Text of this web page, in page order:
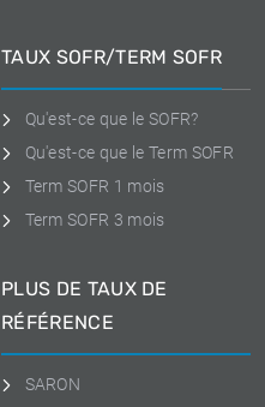
TAUX SOFR/TERM SOFR
Qu'est-ce que le SOFR?
Qu'est-ce que le Term SOFR
Term SOFR 1 mois
Term SOFR 3 mois
PLUS DE TAUX DE
RÉFÉRENCE
SARON